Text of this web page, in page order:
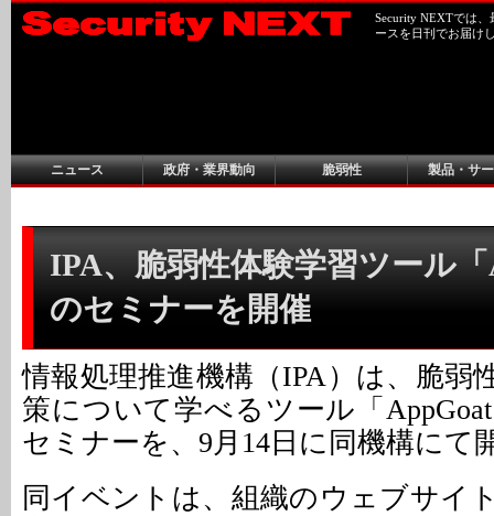
Security NEXTでは
ースを日刊でお届け
ニュース 政府・業界動向 脆弱性 製品・サ
IPA、脆弱性体験学習ツール
のセミナーを開催
情報処理推進機構（IPA）は、脆弱
策について学べるツール「
セミナーを、9月14日に同機構にて
同イベントは、組織のウェブサイ